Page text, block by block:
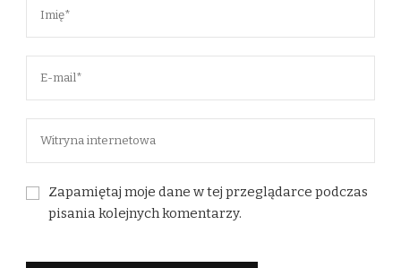
Zapamiętaj moje dane w tej przeglądarce podczas
pisania kolejnych komentarzy.